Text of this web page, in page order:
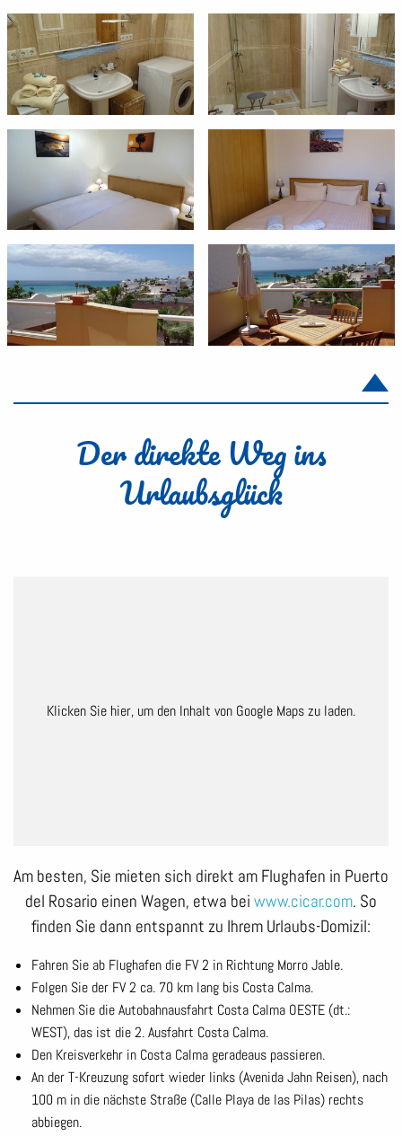
Der direkte Weg ins
Urlaubsglück
Klicken Sie hier, um den Inhalt von Google Maps zu laden.
Am besten, Sie mieten sich direkt am Flughafen in Puerto
del Rosario einen Wagen, etwa bei www.cicar.com. So
finden Sie dann entspannt zu Ihrem Urlaubs-Domizil:
Fahren Sie ab Flughafen die FV 2 in Richtung Morro Jable.
Folgen Sie der FV 2 ca. 70 km lang bis Costa Calma.
Nehmen Sie die Autobahnausfahrt Costa Calma OESTE (dt.:
WEST), das ist die 2. Ausfahrt Costa Calma.
Den Kreisverkehr in Costa Calma geradeaus passieren.
An der T-Kreuzung sofort wieder links (Avenida Jahn Reisen), nach
100 m in die nächste Straße (Calle Playa de las Pilas) rechts
abbiegen.